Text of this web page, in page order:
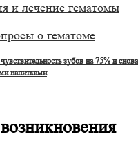
и лечение гематомы
о гематоме
зубов на 75% и снова
напитками